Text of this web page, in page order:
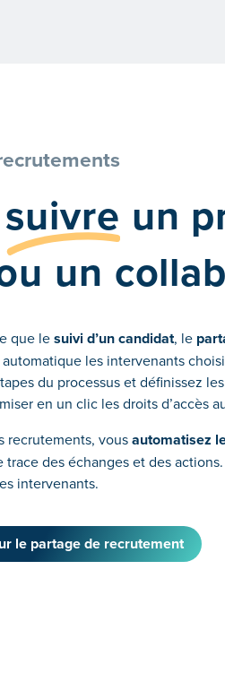
suivre un
un
que lesuivi d’un candidat, le
les intervenants
du processus et définissez
en un clic les droits d’accès
recrutements, vousautomatisez
des échanges et des
intervenants.
le partage de recrutement